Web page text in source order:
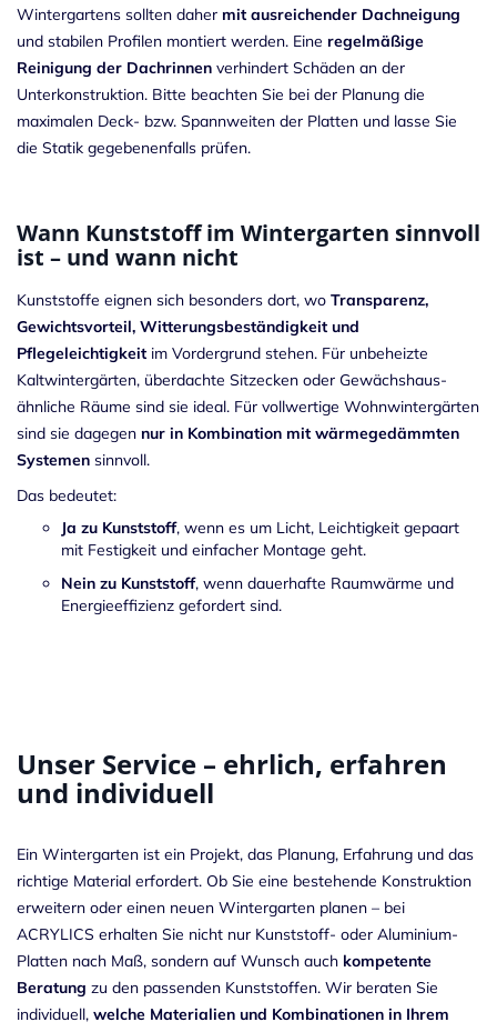
Wintergartens sollten daher mit ausreichender Dachneigung
und stabilen Profilen montiert werden. Eine regelmäßige
Reinigung der Dachrinnen verhindert Schäden an der
Unterkonstruktion. Bitte beachten Sie bei der Planung die
maximalen Deck- bzw. Spannweiten der Platten und lasse Sie
die Statik gegebenenfalls prüfen.
Wann Kunststoff im Wintergarten sinnvoll
ist – und wann nicht
Kunststoffe eignen sich besonders dort, wo Transparenz,
Gewichtsvorteil, Witterungsbeständigkeit und
Pflegeleichtigkeit im Vordergrund stehen. Für unbeheizte
Kaltwintergärten, überdachte Sitzecken oder Gewächshaus-
ähnliche Räume sind sie ideal. Für vollwertige Wohnwintergärten
sind sie dagegen nur in Kombination mit wärmegedämmten
Systemen sinnvoll.
Das bedeutet:
Ja zu Kunststoff, wenn es um Licht, Leichtigkeit gepaart
mit Festigkeit und einfacher Montage geht.
Nein zu Kunststoff, wenn dauerhafte Raumwärme und
Energieeffizienz gefordert sind.
Unser Service – ehrlich, erfahren
und individuell
Ein Wintergarten ist ein Projekt, das Planung, Erfahrung und das
richtige Material erfordert. Ob Sie eine bestehende Konstruktion
erweitern oder einen neuen Wintergarten planen – bei
ACRYLICS erhalten Sie nicht nur Kunststoff- oder Aluminium-
Platten nach Maß, sondern auf Wunsch auch kompetente
Beratung zu den passenden Kunststoffen. Wir beraten Sie
individuell, welche Materialien und Kombinationen in Ihrem